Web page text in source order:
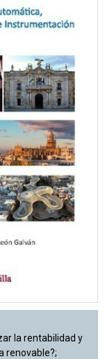
la rentabilidad y
renovable?;